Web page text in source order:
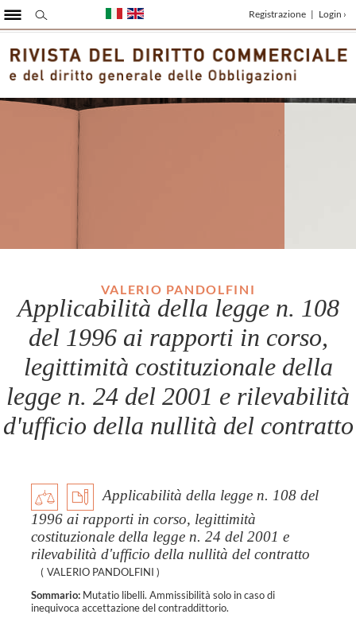
VALERIO PANDOLFINI
Applicabilità della legge n. 108
del 1996 ai rapporti in corso,
legittimità costituzionale della
legge n. 24 del 2001 e rilevabilità
d'ufficio della nullità del contratto
Applicabilità della legge n. 108 del
1996 ai rapporti in corso, legittimità
costituzionale della legge n. 24 del 2001 e
rilevabilità d'ufficio della nullità del contratto
( VALERIO PANDOLFINI )
Sommario:Mutatio libelli. Ammissibilità solo in caso di
inequivoca accettazione del contraddittorio.
Registrazione | Login ›